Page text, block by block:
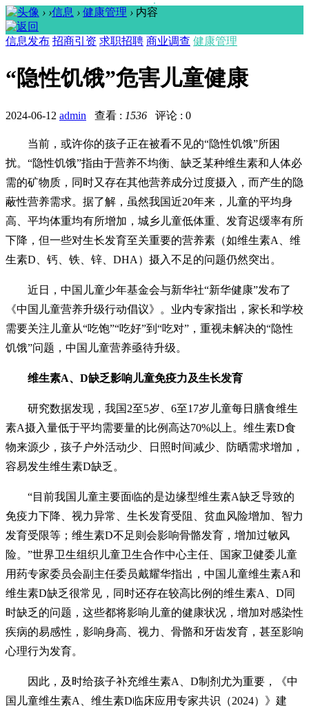
› ›信息 › 健康管理 › 内容
信息发布 招商引资 求职招聘 商业调查 健康管理
“隐性饥饿”危害儿童健康
2024-06-12 admin 查看 : 1536 评论 : 0
当前，或许你的孩子正在被看不见的“隐性饥饿”所困
扰。“隐性饥饿”指由于营养不均衡、缺乏某种维生素和人体必
需的矿物质，同时又存在其他营养成分过度摄入，而产生的隐
蔽性营养需求。据了解，虽然我国近20年来，儿童的平均身
高、平均体重均有所增加，城乡儿童低体重、发育迟缓率有所
下降，但一些对生长发育至关重要的营养素（如维生素A、维
生素D、钙、铁、锌、DHA）摄入不足的问题仍然突出。
近日，中国儿童少年基金会与新华社“新华健康”发布了
《中国儿童营养升级行动倡议》。业内专家指出，家长和学校
需要关注儿童从“吃饱”“吃好”到“吃对”，重视未解决的“隐性
饥饿”问题，中国儿童营养亟待升级。
维生素A、D缺乏影响儿童免疫力及生长发育
研究数据发现，我国2至5岁、6至17岁儿童每日膳食维生
素A摄入量低于平均需要量的比例高达70%以上。维生素D食
物来源少，孩子户外活动少、日照时间减少、防晒需求增加，
容易发生维生素D缺乏。
“目前我国儿童主要面临的是边缘型维生素A缺乏导致的
免疫力下降、视力异常、生长发育受阻、贫血风险增加、智力
发育受限等；维生素D不足则会影响骨骼发育，增加过敏风
险。”世界卫生组织儿童卫生合作中心主任、国家卫健委儿童
用药专家委员会副主任委员戴耀华指出，中国儿童维生素A和
维生素D缺乏很常见，同时还存在较高比例的维生素A、D同
时缺乏的问题，这些都将影响儿童的健康状况，增加对感染性
疾病的易感性，影响身高、视力、骨骼和牙齿发育，甚至影响
心理行为发育。
因此，及时给孩子补充维生素A、D制剂尤为重要，《中
国儿童维生素A、维生素D临床应用专家共识（2024）》建